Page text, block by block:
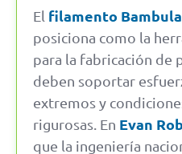
El filamento
posiciona como la
para la fabricación de
deben soportar
extremos y
rigurosas. En Evan
que la ingeniería